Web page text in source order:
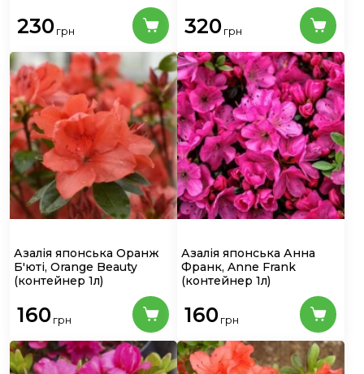
230 грн 320 грн
Азалія японська Оранж
Б'юті, Orange Beauty
(контейнер 1л)
160 грн
Азалія японська Анна
Франк, Anne Frank
(контейнер 1л)
160 грн